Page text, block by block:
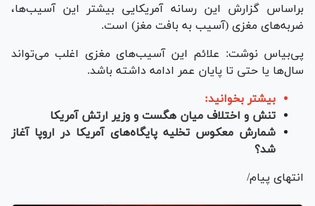
براساس گزارش این رسانه آمریکایی بیشتر این آسیب‌ها،
ضربه‌های مغزی (آسیب به بافت مغز) است.
پی‌بی‎اس نوشت: علائم این آسیب‌های مغزی اغلب می‌تواند
سال‌ها یا حتی تا پایان عمر ادامه داشته باشد.
بیشتر بخوانید:
تنش و اختلاف میان هگست و وزیر ارتش آمریکا
شمارش معکوس تخلیه پایگاه‌های آمریکا در اروپا آغاز
شد؟
انتهای پیام/